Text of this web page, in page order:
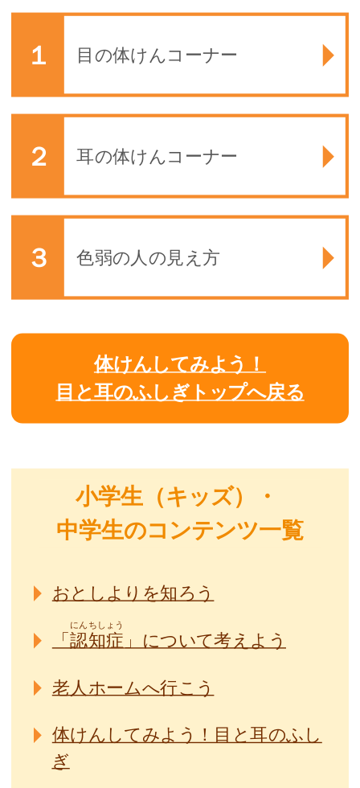
目の体けんコーナー
耳の体けんコーナー
色弱の人の見え方
体けんしてみよう！
目と耳のふしぎトップへ戻る
小学生（キッズ）・
中学生のコンテンツ一覧
おとしよりを知ろう
「認知症
にんちしょう
」について考えよう
老人ホームへ行こう
体けんしてみよう！目と耳のふし
ぎ